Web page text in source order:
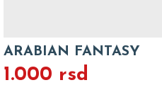
ARABIAN FANTASY
1.000 rsd